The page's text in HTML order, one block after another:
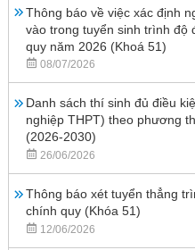
Thông báo về việc xác định
vào trong tuyển sinh trình độ
quy năm 2026 (Khoá 51)
08/07/2026
Danh sách thí sinh đủ điều
nghiệp THPT) theo phương
(2026-2030)
26/06/2026
Thông báo xét tuyển thẳng
chính quy (Khóa 51)
12/06/2026